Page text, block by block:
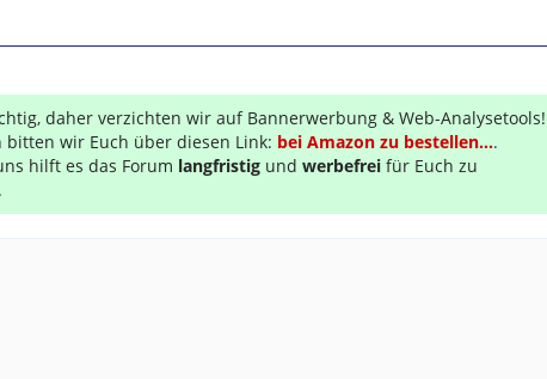
daher verzichten wir auf Bannerwerbung & Web-Analysetools!
wir Euch über diesen Link: bei Amazon zu bestellen....
hilft es das Forum langfristig und werbefrei für Euch zu